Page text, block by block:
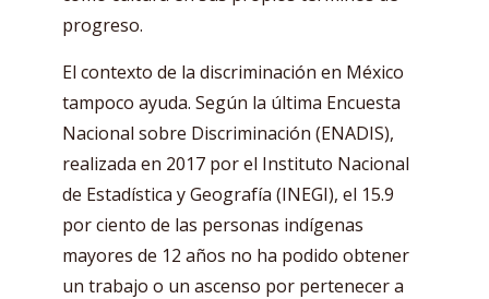
progreso.
El contexto de la discriminación en México
tampoco ayuda. Según la última Encuesta
Nacional sobre Discriminación (ENADIS),
realizada en 2017 por el Instituto Nacional
de Estadística y Geografía (INEGI), el 15.9
por ciento de las personas indígenas
mayores de 12 años no ha podido obtener
un trabajo o un ascenso por pertenecer a